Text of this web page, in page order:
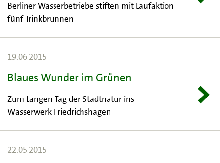
Berliner Wasserbetriebe stiften mit Laufaktion
fünf Trinkbrunnen
19.06.2015
Blaues Wunder im Grünen
Zum Langen Tag der Stadtnatur ins
Wasserwerk Friedrichshagen
22.05.2015